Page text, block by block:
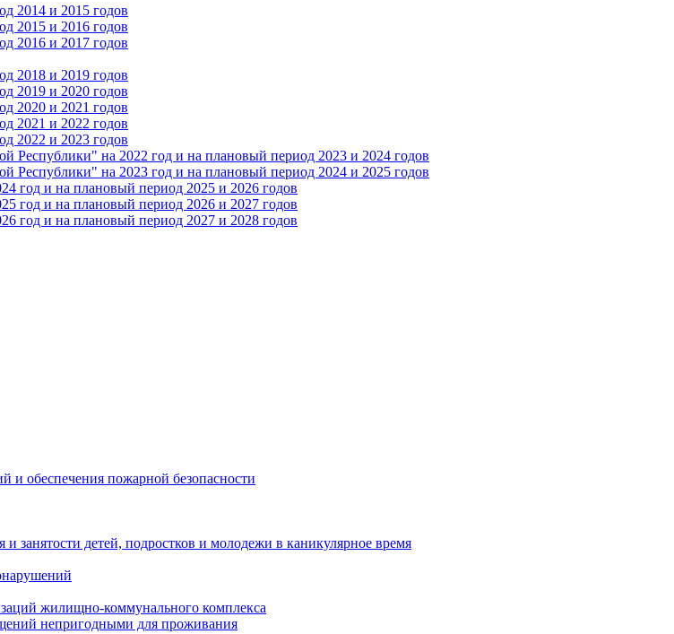
2014 и 2015 годов
2015 и 2016 годов
2016 и 2017 годов
2018 и 2019 годов
2019 и 2020 годов
2020 и 2021 годов
2021 и 2022 годов
2022 и 2023 годов
на 2022 год и на плановый период 2023 и 2024 годов
на 2023 год и на плановый период 2024 и 2025 годов
и на плановый период 2025 и 2026 годов
и на плановый период 2026 и 2027 годов
и на плановый период 2027 и 2028 годов
обеспечения пожарной безопасности
занятости детей, подростков и молодежи в каникулярное время
жилищно-коммунального комплекса
непригодными для проживания